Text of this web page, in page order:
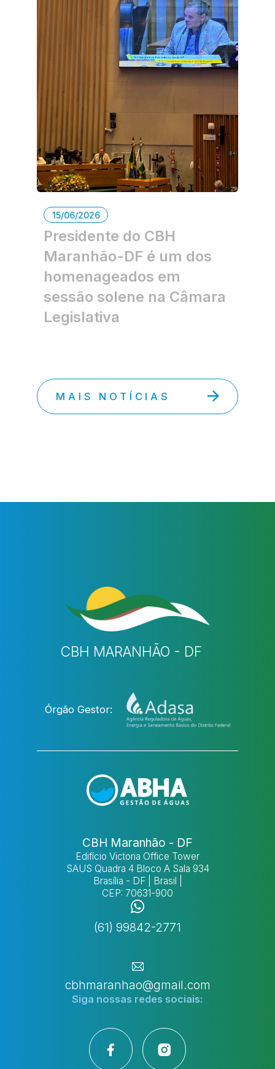
15/06/2026
Presidente do CBH
Maranhão-DF é um dos
homenageados em
sessão solene na Câmara
Legislativa
MAIS NOTÍCIAS
CBH MARANHÃO - DF
Órgão Gestor:
CBH Maranhão - DF
Edifício Victoria Office Tower
SAUS Quadra 4 Bloco A Sala 934
Brasília - DF | Brasil |
CEP: 70631-900
(61) 99842-2771
cbhmaranhao@gmail.com
Siga nossas redes sociais: